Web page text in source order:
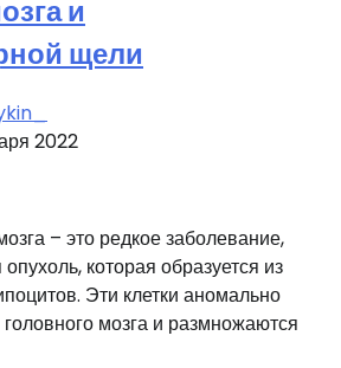
и
щели
2022
– это редкое заболевание,
которая образуется из
Эти клетки аномально
мозга и размножаются